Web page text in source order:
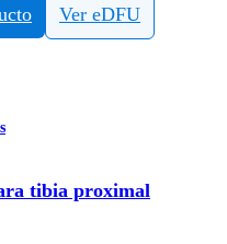
Ver eDFU
tibia proximal